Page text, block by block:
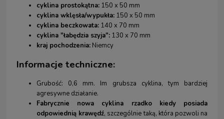
cyklina prostokątna: 150 x 50 mm
cyklina wklęsła/wypukła: 150 x 50 mm
cyklina beczkowata: 140 x 70 mm
cyklina "łabędzia szyja": 130 x 70 mm
kraj pochodzenia: Niemcy
Informacje techniczne:
Grubość: 0,6 mm. Im grubsza cyklina, tym bardziej
agresywne działanie.
Fabrycznie nowa cyklina rzadko kiedy posiada
odpowiednią krawędź, szczególnie taką, która pozwoli na